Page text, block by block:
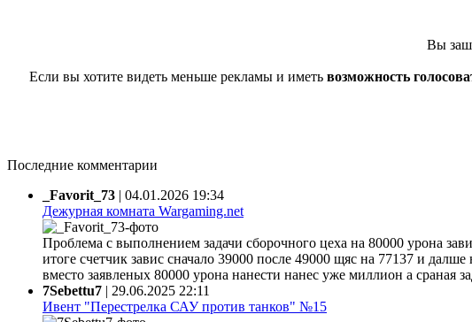
Вы
Если вы хотите видеть меньше рекламы и иметь возможность
Последние комментарии
_Favorit_73 | 04.01.2026 19:34
Дежурная комната Wargaming.net
Проблема с выполнением задачи сборочного цеха на 80000 урона
итоге счетчик завис сначало 39000 после 49000 щяс на 77137 и
вместо заявленых 80000 урона нанести нанес уже миллион а сраная
7Sebettu7 | 29.06.2025 22:11
Ивент "Перестрелка САУ против танков" №15